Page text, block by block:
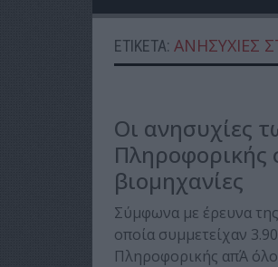
ΕΤΙΚΈΤΑ: ΑΝΗΣΥΧΊΕΣ
Οι ανησυχίες
Πληροφορικής
βιομηχανίες
Σύμφωνα με έρευνα
οποία συμμετείχαν
Πληροφορικής απΆ